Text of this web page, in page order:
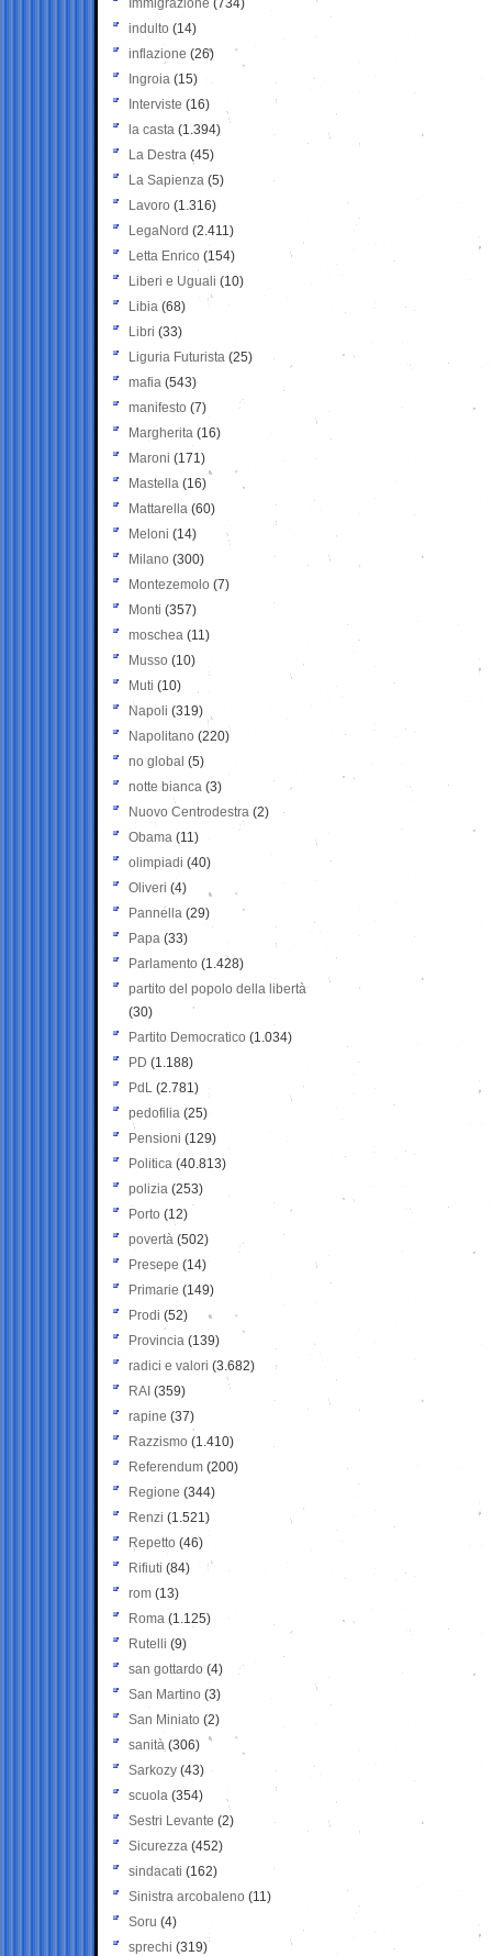
Immigrazione (734)
indulto (14)
inflazione (26)
Ingroia (15)
Interviste (16)
la casta (1.394)
La Destra (45)
La Sapienza (5)
Lavoro (1.316)
LegaNord (2.411)
Letta Enrico (154)
Liberi e Uguali (10)
Libia (68)
Libri (33)
Liguria Futurista (25)
mafia (543)
manifesto (7)
Margherita (16)
Maroni (171)
Mastella (16)
Mattarella (60)
Meloni (14)
Milano (300)
Montezemolo (7)
Monti (357)
moschea (11)
Musso (10)
Muti (10)
Napoli (319)
Napolitano (220)
no global (5)
notte bianca (3)
Nuovo Centrodestra (2)
Obama (11)
olimpiadi (40)
Oliveri (4)
Pannella (29)
Papa (33)
Parlamento (1.428)
partito del popolo della libertà
(30)
Partito Democratico (1.034)
PD (1.188)
PdL (2.781)
pedofilia (25)
Pensioni (129)
Politica (40.813)
polizia (253)
Porto (12)
povertà (502)
Presepe (14)
Primarie (149)
Prodi (52)
Provincia (139)
radici e valori (3.682)
RAI (359)
rapine (37)
Razzismo (1.410)
Referendum (200)
Regione (344)
Renzi (1.521)
Repetto (46)
Rifiuti (84)
rom (13)
Roma (1.125)
Rutelli (9)
san gottardo (4)
San Martino (3)
San Miniato (2)
sanità (306)
Sarkozy (43)
scuola (354)
Sestri Levante (2)
Sicurezza (452)
sindacati (162)
Sinistra arcobaleno (11)
Soru (4)
sprechi (319)